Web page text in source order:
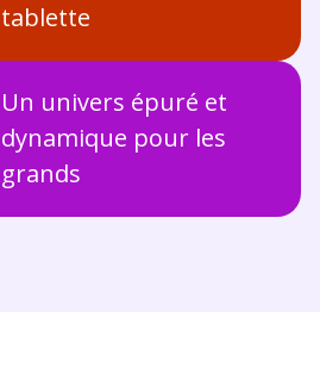
tablette
Un univers épuré et
dynamique pour les
grands